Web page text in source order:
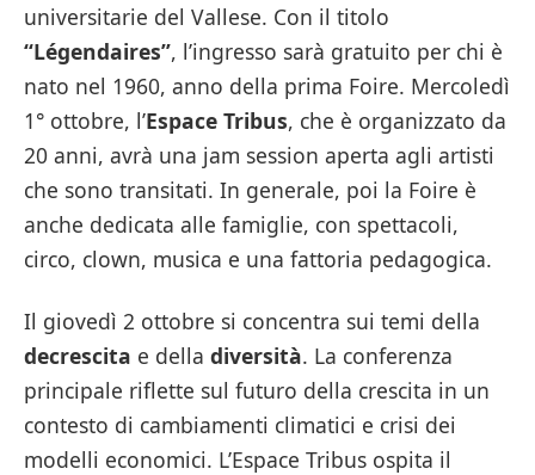
universitarie del Vallese. Con il titolo
“Légendaires”, l’ingresso sarà gratuito per chi è
nato nel 1960, anno della prima Foire. Mercoledì
1° ottobre, l’Espace Tribus, che è organizzato da
20 anni, avrà una jam session aperta agli artisti
che sono transitati. In generale, poi la Foire è
anche dedicata alle famiglie, con spettacoli,
circo, clown, musica e una fattoria pedagogica.
Il giovedì 2 ottobre si concentra sui temi della
decrescita e della diversità. La conferenza
principale riflette sul futuro della crescita in un
contesto di cambiamenti climatici e crisi dei
modelli economici. L’Espace Tribus ospita il